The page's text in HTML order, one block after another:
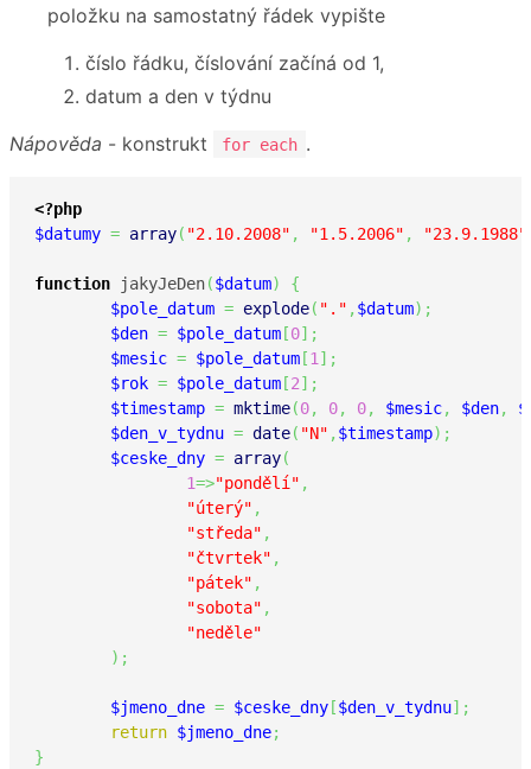
položku na samostatný řádek vypište
číslo řádku, číslování začíná od 1,
datum a den v týdnu
Nápověda - konstrukt for each .
<?php
$datumy = array( "2.10.2008" , "1.5.2006" , "23.9.1988"
function jakyJeDen($datum)
{
$pole_datum = explode( "." , $datum) ;
$den = $pole_datum [0] ;
$mesic = $pole_datum [1 ] ;
$rok = $pole_datum [2] ;
$timestamp = mktime(0, 0, 0, $mesic, $den,
$den_v_tydnu = date( "N" , $timestamp) ;
$ceske_dny = array(
1=>"pondělí" ,
"úterý" ,
"středa" ,
"čtvrtek" ,
"pátek" ,
"sobota" ,
"neděle"
) ;
$jmeno_dne = $ceske_dny [$den_v_tydnu] ;
return $jmeno_dne;
}